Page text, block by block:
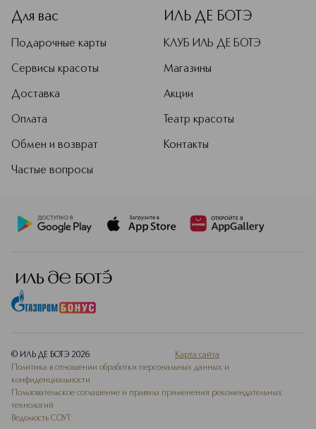
Для вас
Подарочные карты
Сервисы красоты
Доставка
Оплата
Обмен и возврат
Частые вопросы
ИЛЬ ДЕ БОТЭ
КЛУБ ИЛЬ ДЕ БОТЭ
Магазины
Акции
Театр красоты
Контакты
© ИЛЬ ДЕ БОТЭ 2026
Карта сайта
Политика в отношении обработки персональных данных и
конфиденциальности
Пользовательское соглашение и правила применения рекомендательных
технологий
Ведомость СОУТ